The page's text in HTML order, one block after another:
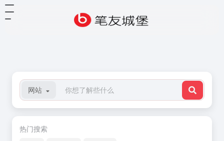
网站
热门搜索